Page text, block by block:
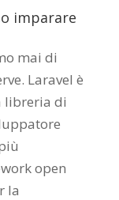
imparare
mai di
Laravel è
libreria di
open
la